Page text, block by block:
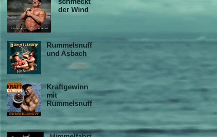
der Wind
Rummelsnuff
und Asbach
Kraftgewinn
mit
Rummelsnuff